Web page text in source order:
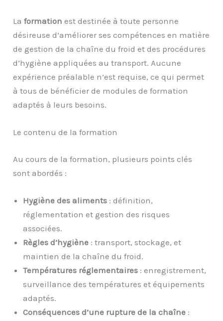
Laformation est destinée à toute personne
désireuse d’améliorer ses compétences en matière
de gestion de la chaîne du froid et des procédures
d’hygiène appliquées au transport. Aucune
expérience préalable n’est requise, ce qui permet
à tous de bénéficier de modules de formation
adaptés à leurs besoins.
Le contenu de la formation
Au cours de la formation, plusieurs points clés
sont abordés :
Hygiène des aliments : définition,
réglementation et gestion des risques
associées.
Règles d’hygiène : transport, stockage, et
maintien de la chaîne du froid.
Températures réglementaires : enregistrement,
surveillance des températures et équipements
adaptés.
Conséquences d’une rupture de la chaîne :